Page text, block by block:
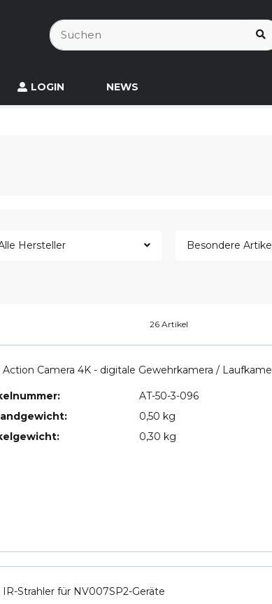
LOGIN NEWS
Hersteller Besondere
26 Artikel
Action Camera 4K - digitale Gewehrkamera /
AT-50-3-096
0,50 kg
0,30 kg
IR-Strahler für NV007SP2-Geräte